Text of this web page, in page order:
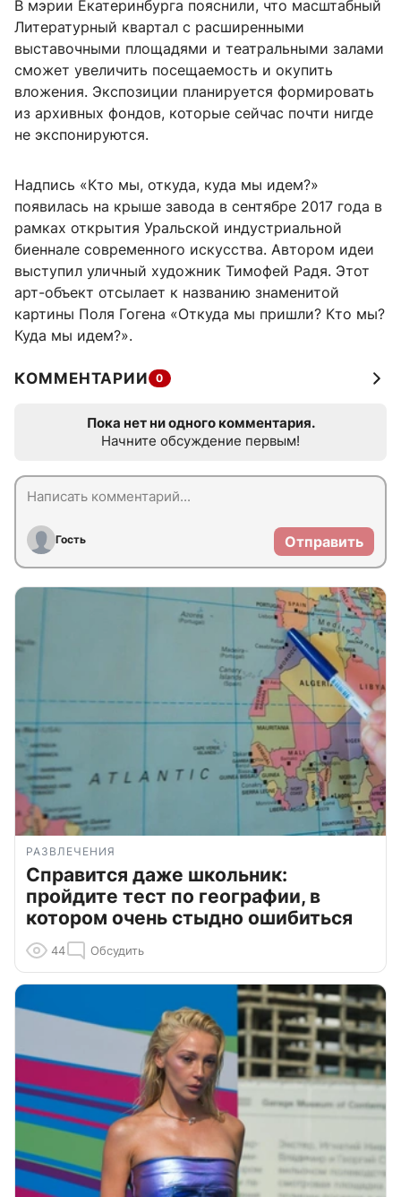
В мэрии Екатеринбурга пояснили, что масштабный
Литературный квартал с расширенными
выставочными площадями и театральными залами
сможет увеличить посещаемость и окупить
вложения. Экспозиции планируется формировать
из архивных фондов, которые сейчас почти нигде
не экспонируются.
Надпись «Кто мы, откуда, куда мы идем?»
появилась на крыше завода в сентябре 2017 года в
рамках открытия Уральской индустриальной
биеннале современного искусства. Автором идеи
выступил уличный художник Тимофей Радя. Этот
арт-объект отсылает к названию знаменитой
картины Поля Гогена «Откуда мы пришли? Кто мы?
Куда мы идем?».
КОММЕНТАРИИ 0
Пока нет ни одного комментария.
Начните обсуждение первым!
Гость Отправить
РАЗВЛЕЧЕНИЯ
Справится даже школьник:
пройдите тест по географии, в
котором очень стыдно ошибиться
44 Обсудить